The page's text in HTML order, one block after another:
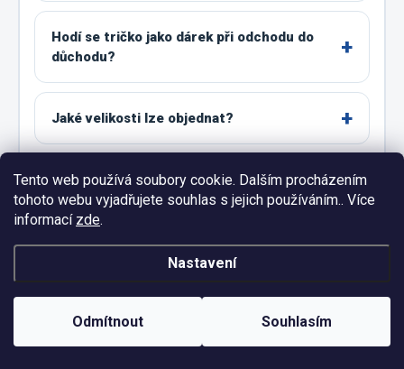
Tento web používá soubory cookie. Dalším procházením
tohoto webu vyjadřujete souhlas s jejich používáním.. Více
informací zde.
Nastavení
Odmítnout Souhlasím
Hodí se tričko jako dárek při odchodu do
důchodu?
Jaké velikosti lze objednat?
Proč jsou na obrázku také velikosti 4XL a
5XL?
Jak správně vybrat velikost?
Co zvolit mezi dvěma velikostmi?